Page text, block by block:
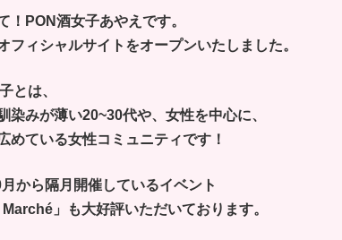
新
日
時
！PON酒女子あやえです。
フィシャルサイトをオープンいたしました。
とは、
染みが薄い20~30代や、女性を中心に、
めている女性コミュニティです！
から隔月開催しているイベント
Marché」も大好評いただいております。